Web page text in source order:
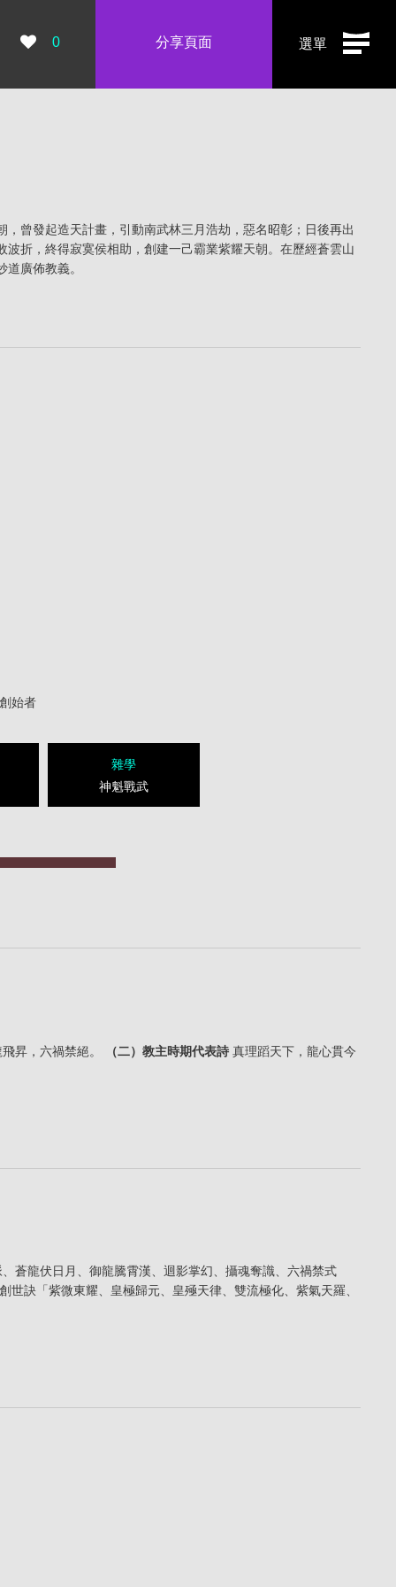
選單
瀏覽數：
0 分享頁面
曾發起造天計畫，引動南武林三月浩劫，惡名昭彰；日後再出
折，終得寂寞侯相助，創建一己霸業紫耀天朝。在歷經蒼雲山
廣佈教義。
始者
雜學
神魁戰武
昇，六禍禁絕。 （二）教主時期代表詩真理蹈天下，龍心貫今
蒼龍伏日月、御龍騰霄漢、迴影掌幻、攝魂奪識、六禍禁式
世訣「紫微東耀、皇極歸元、皇殛天律、雙流極化、紫氣天羅、